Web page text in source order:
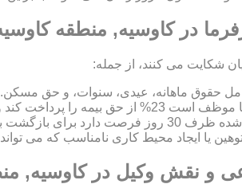
در کاوسیه, منطقه
شکایت می کنند، از جمله:
حقوق ماهانه، عیدی، سنوات، و حق مسکن.
را پرداخت کند و 7% از حقوق کارگر کسر می شود.
کار یا دریافت بیمه بیکاری شکایت کند.
توهین یا ایجاد محیط کاری نامناسب که می
و نقش وکیل در کاوسیه,